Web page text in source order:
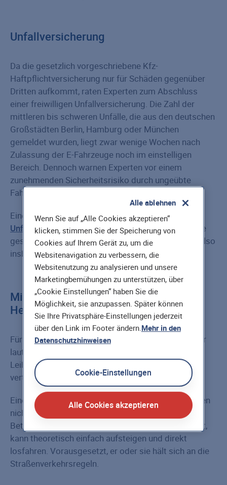
Unfallversicherung
Da die gesetzlich vorgeschriebene Kfz-
Haftpflichtversicherung nur für Schäden gegenüber
Dritten aufkommt, raten Experten zum Abschluss
einer freiwilligen Unfallversicherung. Die Zahl der
mittleren bis schweren Unfälle, die aus den deutschen
Großstädten Berlin, Hamburg oder München
gemeldet wurden, liegt zwar wenige Wochen nach
Zulassung der E-Fahrzeuge noch im einstelligen
Bereich. Dennoch warnen Experten vor einem
zunehmenden Sicherheitsrisiko durch ungeübte
Fahrer und unvorsichtige Fahrmanöver.
Eine sinnvolle Vorsorge bietet deshalb eine
Unfallversicherung, die alle Fälle abdeckt, für die die
gesetzliche Unfallversicherung nicht aufkommt – also
insbesondere Unfälle, die in der Freizeit passieren.
Mindestalter: ja. Führerschein- und
Helmpflicht: nein
Für die Nutzung der Elektrotretroller müssen Fahrer
laut Gesetz mindestens 14 Jahre alt sein. Viele
Leihanbieter haben das Mindestalter jedoch
vertraglich auf 18 Jahre festgelegt.
Eine Führerschein- oder Helmpflicht gibt es dagegen
nicht. Wer alt genug ist und über ein Fahrzeug mit
Betriebserlaubnis und Versicherungsschutz verfügt,
kann theoretisch einfach aufsteigen und direkt
losfahren. Vorausgesetzt, er oder sie hält sich an die
Straßenverkehrsregeln.
Wenn Sie auf „Alle Cookies akzeptieren“
klicken, stimmen Sie der Speicherung von
Cookies auf Ihrem Gerät zu, um die
Websitenavigation zu verbessern, die
Websitenutzung zu analysieren und unsere
Marketingbemühungen zu unterstützen, über
„Cookie Einstellungen“ haben Sie die
Möglichkeit, sie anzupassen. Später können
Sie Ihre Privatsphäre-Einstellungen jederzeit
über den Link im Footer ändern. Mehr in den
Datenschutzhinweisen
Cookie-Einstellungen
Alle Cookies akzeptieren
Alle ablehnen